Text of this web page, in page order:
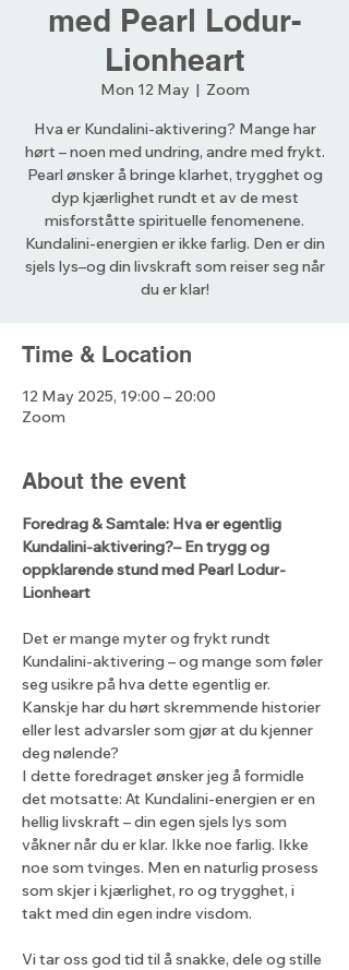
med Pearl Lodur-
Lionheart
Mon 12 May
  |
Zoom
Hva er Kundalini-aktivering? Mange har
hørt – noen med undring, andre med frykt.
Pearl ønsker å bringe klarhet, trygghet og
dyp kjærlighet rundt et av de mest
misforståtte spirituelle fenomenene.
Kundalini-energien er ikke farlig. Den er din
sjels lys–og din livskraft som reiser seg når
du er klar!
Time & Location
12 May 2025, 19:00 – 20:00
Zoom
About the event
Foredrag & Samtale: Hva er egentlig
Kundalini-aktivering?– En trygg og
oppklarende stund med Pearl Lodur-
Lionheart
Det er mange myter og frykt rundt
Kundalini-aktivering – og mange som føler
seg usikre på hva dette egentlig er.
Kanskje har du hørt skremmende historier
eller lest advarsler som gjør at du kjenner
deg nølende?
I dette foredraget ønsker jeg å formidle
det motsatte: At Kundalini-energien er en
hellig livskraft – din egen sjels lys som
våkner når du er klar. Ikke noe farlig. Ikke
noe som tvinges. Men en naturlig prosess
som skjer i kjærlighet, ro og trygghet, i
takt med din egen indre visdom.
Vi tar oss god tid til å snakke, dele og stille